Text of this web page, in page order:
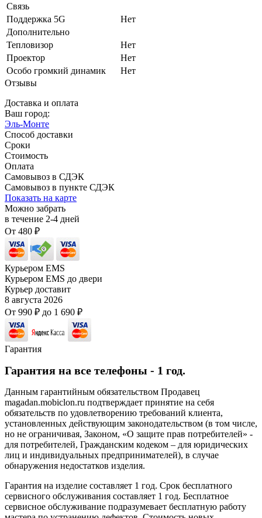
Связь
Поддержка 5G
Нет
Дополнительно
Тепловизор
Нет
Проектор
Нет
Особо громкий динамик
Нет
Отзывы
Доставка и оплата
Ваш город:
Эль-Монте
Способ доставки
Сроки
Стоимость
Оплата
Самовывоз в СДЭК
Самовывоз в пункте СДЭК
Показать на карте
Можно забрать
в течение 2-4 дней
От 480 ₽
Курьером EMS
Курьером EMS до двери
Курьер доставит
8 августа 2026
От 990 ₽ до 1 690 ₽
Гарантия
Гарантия на все телефоны - 1 год.
Данным гарантийным обязательством Продавец
magadan.mobiclon.ru подтверждает принятие на себя
обязательств по удовлетворению требований клиента,
установленных действующим законодательством (в том числе,
но не ограничивая, Законом, «О защите прав потребителей» -
для потребителей, Гражданским кодеком – для юридических
лиц и индивидуальных предпринимателей), в случае
обнаружения недостатков изделия.
Гарантия на изделие составляет 1 год. Срок бесплатного
сервисного обслуживания составляет 1 год. Бесплатное
сервисное обслуживание подразумевает бесплатную работу